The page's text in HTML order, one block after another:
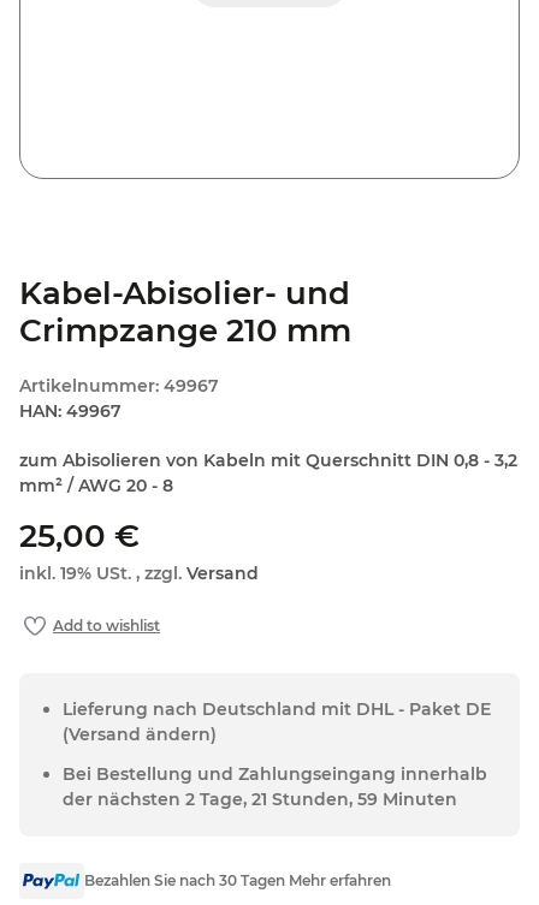
Kabel-Abisolier- und
Crimpzange 210 mm
Artikelnummer: 49967
HAN: 49967
zum Abisolieren von Kabeln mit Querschnitt DIN 0,8 - 3,2
mm² / AWG 20 - 8
25,00 €
inkl. 19% USt. , zzgl. Versand
Lieferung nach Deutschland mit DHL - Paket DE
(Versand ändern)
Bei Bestellung und Zahlungseingang innerhalb
der nächsten 2 Tage, 21 Stunden, 59 Minuten
Bezahlen Sie nach 30 Tagen Mehr erfahren